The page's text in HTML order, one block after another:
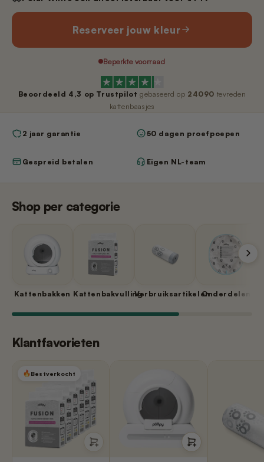
€14,99
Nano 3 - Tofu-filter (Rooster/Zeef)
Nano 3 - Bentoniet-filter
€14,99
Nano 3 - Magneetclip
Nano 2 – Pootjesveger (Wit)
Nano 2 – Pootjesveger (Zwart)
Nano 2 – Trommelring (Zwart)
Reserveer jouw kleur
Beperkte voorraad
Beoordeeld 4,3 op Trustpilot gebaseerd op 24090 tevreden
kattenbaasjes
2 jaar garantie 50 dagen proefpoepen
Gespreid betalen Eigen NL-team
Shop per categorie
Kattenbakken KattenbakvullingVerbruiksartikelenOnderdelen
Klantfavorieten
Bestverkocht